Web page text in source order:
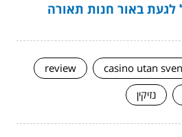
באור חנות תאורה
casino utan
review
נזיקין